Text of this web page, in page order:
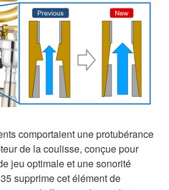
comportaient une protubérance
de la coulisse, conçue pour
jeu optimale et une sonorité
supprime cet élément de